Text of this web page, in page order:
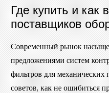
Где купить и как
поставщиков
Современный рынок
предложениями систем
фильтров для механических
советов, как не ошибиться